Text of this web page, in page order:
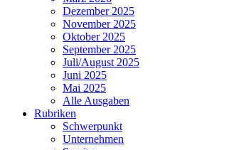
Dezember 2025
November 2025
Oktober 2025
September 2025
Juli/August 2025
Juni 2025
Mai 2025
Alle Ausgaben
Rubriken
Schwerpunkt
Unternehmen